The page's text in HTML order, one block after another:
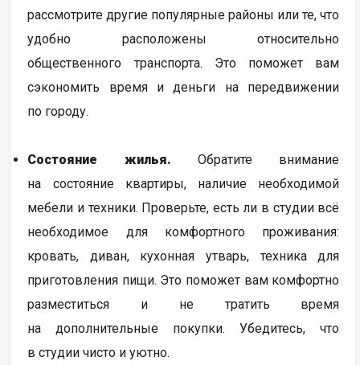
рассмотрите другие популярные районы или те, что
удобно расположены относительно
общественного транспорта. Это поможет вам
сэкономить время и деньги на передвижении
по городу.
Состояние жилья. Обратите внимание
на состояние квартиры, наличие необходимой
мебели и техники. Проверьте, есть ли в студии всё
необходимое для комфортного проживания:
кровать, диван, кухонная утварь, техника для
приготовления пищи. Это поможет вам комфортно
разместиться и не тратить время
на дополнительные покупки. Убедитесь, что
в студии чисто и уютно.